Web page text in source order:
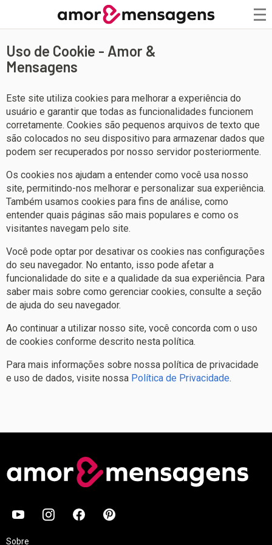
Uso de Cookie - Amor &
Mensagens
Este site utiliza cookies para melhorar a experiência do
usuário e garantir que todas as funcionalidades funcionem
corretamente. Cookies são pequenos arquivos de texto que
são colocados no seu dispositivo para armazenar dados que
podem ser recuperados por nosso servidor posteriormente.
Os cookies nos ajudam a entender como você usa nosso
site, permitindo-nos melhorar e personalizar sua experiência.
Também usamos cookies para fins de análise, como
entender quais páginas são mais populares e como os
visitantes navegam pelo site.
Você pode optar por desativar os cookies nas configurações
do seu navegador. No entanto, isso pode afetar a
funcionalidade do site e a qualidade da sua experiência. Para
saber mais sobre como gerenciar cookies, consulte a seção
de ajuda do seu navegador.
Ao continuar a utilizar nosso site, você concorda com o uso
de cookies conforme descrito nesta política.
Para mais informações sobre nossa política de privacidade
e uso de dados, visite nossa Política de Privacidade.
Sobre